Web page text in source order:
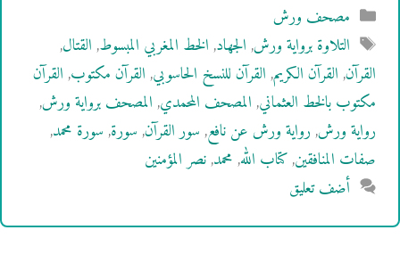
التصنيفات
مصحف ورش
الوسوم
التلاوة برواية ورش,الجهاد,الخط المغربي المبسوط,القتال,
القرآن,القرآن الكريم,القرآن للنسخ الحاسوبي,القرآن مكتوب,القرآن
مكتوب بالخط العثماني,المصحف المحمدي,المصحف برواية ورش,
رواية ورش,رواية ورش عن نافع,سور القرآن,سورة,سورة محمد,
صفات المنافقين,كتاب الله,محمد,نصر المؤمنين
أضف تعليق